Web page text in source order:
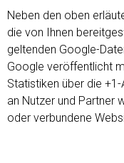
Neben den oben
die von Ihnen
geltenden Google-
Google veröffentlicht
Statistiken über die
an Nutzer und Partner
oder verbundene